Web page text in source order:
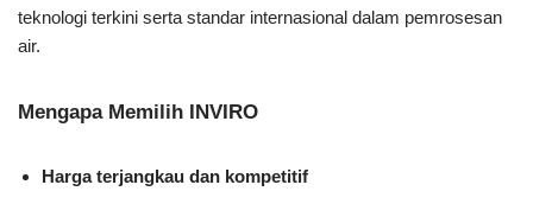
teknologi terkini serta standar internasional dalam pemrosesan
air.
Mengapa Memilih INVIRO
Harga terjangkau dan kompetitif